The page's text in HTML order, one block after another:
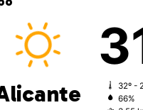
32º -
66%